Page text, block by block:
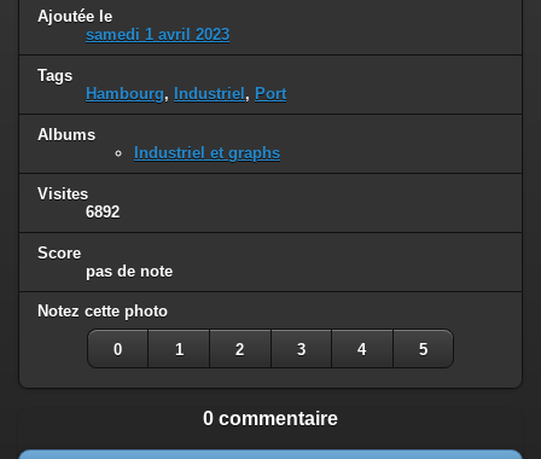
Ajoutée le
samedi 1 avril 2023
Tags
Hambourg, Industriel , Port
Albums
Industriel et graphs
Visites
6892
Score
pas de note
Notez cette photo
0 1 2 3 4 5
0 commentaire